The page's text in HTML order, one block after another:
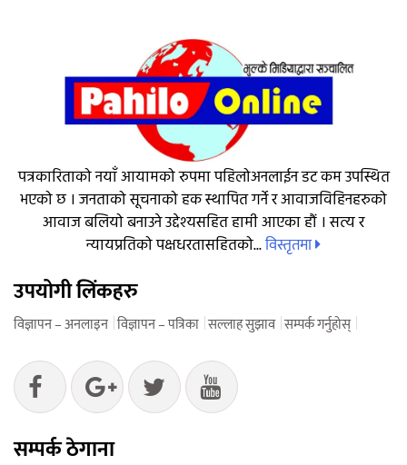
पत्रकारिताको नयाँ आयामको रुपमा पहिलोअनलाईन डट कम उपस्थित
भएको छ । जनताको सूचनाको हक स्थापित गर्ने र आवाजविहिनहरुको
आवाज बलियो बनाउने उद्देश्यसहित हामी आएका हौं । सत्य र
न्यायप्रतिको पक्षधरतासहितको...विस्तृतमा
उपयोगी लिंकहरु
विज्ञापन – अनलाइन विज्ञापन – पत्रिका सल्लाह सुझाव सम्पर्क गर्नुहोस्
सम्पर्क ठेगाना